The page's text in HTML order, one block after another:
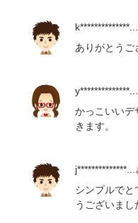
k**************...
ありがとうご
y**************...
かっこいいデ
きます。
j**************...
シンプルで
うございまし